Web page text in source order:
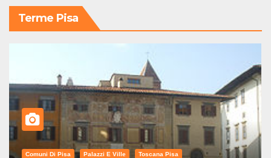
Terme Pisa
Comuni Di Pisa Palazzi E Ville Toscana Pisa